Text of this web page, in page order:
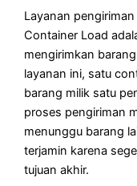
Layanan
Container Load
mengirimkan
layanan ini, satu
barang milik satu
proses pengiriman
menunggu barang
terjamin karena
tujuan akhir.